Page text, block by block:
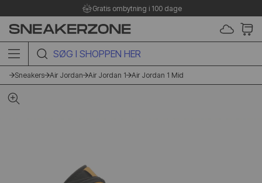
Gratis ombytning i 100 dage
SØG I SHOPPEN HER
Sneakers Air Jordan Air Jordan 1 Air Jordan 1 Mid